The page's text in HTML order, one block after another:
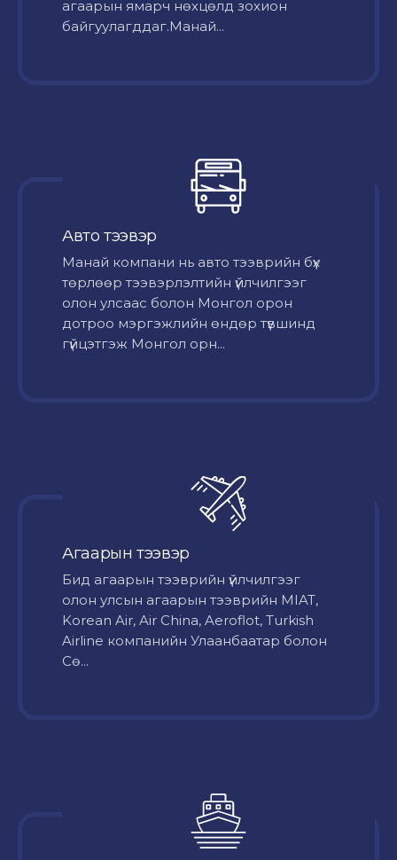
агаарын ямарч нөхцөлд зохион
байгуулагддаг.Манай...
Авто тээвэр
Mанай компани нь авто тээврийн бүх
төрлөөр тээвэрлэлтийн үйлчилгээг
олон улсаас болон Монгол орон
дотроо мэргэжлийн өндөр түвшинд
гүйцэтгэж Монгол орн...
Агаарын тээвэр
Бид агаарын тээврийн үйлчилгээг
олон улсын агаарын тээврийн MIAT,
Korean Air, Air China, Aeroflot, Turkish
Airline компанийн Улаанбаатар болон
Сө...